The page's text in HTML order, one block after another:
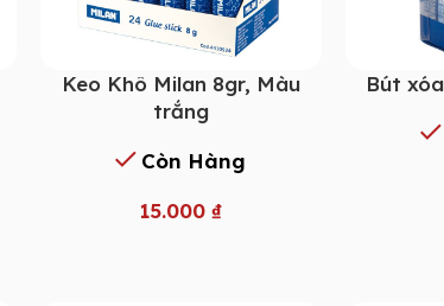
Keo Khô Milan 8gr, Màu
trắng
Còn Hàng
15.000₫
Bút